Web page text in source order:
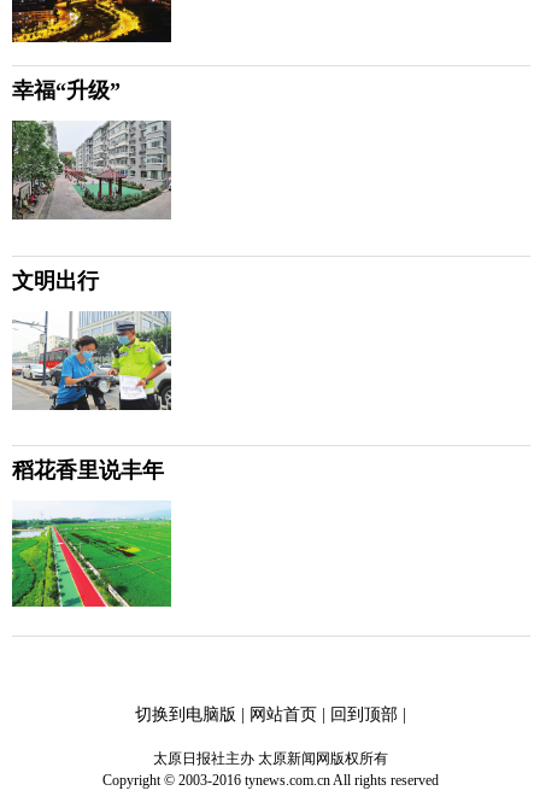
幸福“升级”
文明出行
稻花香里说丰年
切换到电脑版 | 网站首页| 回到顶部|
太原日报社主办 太原新闻网版权所有
Copyright © 2003-2016 tynews.com.cn All rights reserved